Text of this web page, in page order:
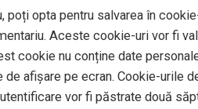
poți opta pentru salvarea în
Aceste cookie-uri vor fi
cookie nu conține date
afișare pe ecran. Cookie-urile
vor fi păstrate două